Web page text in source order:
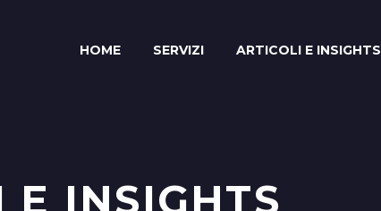
HOME SERVIZI ARTICOLI E INSIGHTS
E INSIGHTS